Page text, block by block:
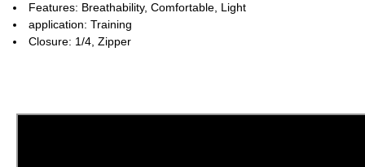
Features: Breathability, Comfortable, Light
application: Training
Closure: 1/4, Zipper